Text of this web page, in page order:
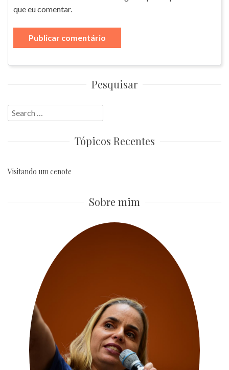
que eu comentar.
Pesquisar
Search
for:
Tópicos Recentes
Visitando um cenote
Sobre mim